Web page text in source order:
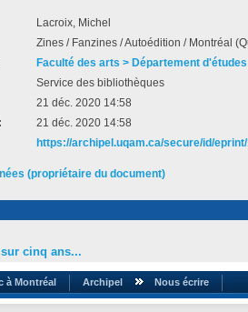
Lacroix, Michel
Zines / Fanzines / Autoédition / Montréal
Faculté des arts > Département
Service des bibliothèques
21 déc. 2020 14:58
21 déc. 2020 14:58
https://archipel.uqam.ca/secure/id/
(propriétaire du document)
cinq ans...
à Montréal Archipel Nous écrire